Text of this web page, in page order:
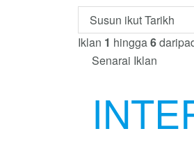
Iklan 1 hingga6
Senarai Iklan